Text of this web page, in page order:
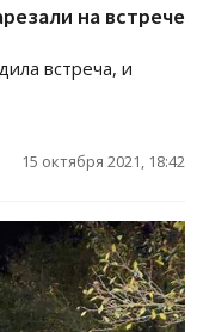
на встрече
встреча, и
15 октября 2021, 18:42